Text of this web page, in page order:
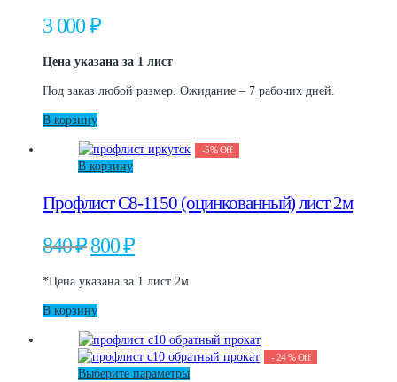
3 000₽
Цена указана за 1 лист
Под заказ любой размер. Ожидание – 7 рабочих дней.
В корзину
-5% Off
В корзину
Профлист С8-1150 (оцинкованный) лист 2м
840₽ Первоначальная
цена
840 ₽.
800₽Текущая
цена:
*Цена указана за 1 лист 2м
В корзину
- 24 % Off
Выберите параметрыЭтот